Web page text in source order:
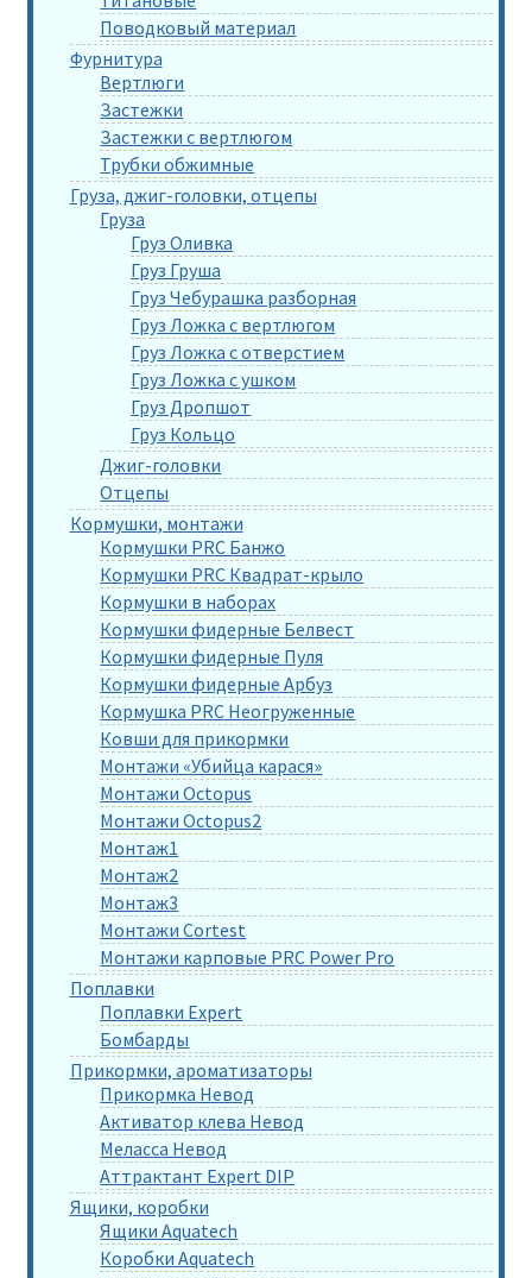
Поводковый материал
Фурнитура
Вертлюги
Застежки
Застежки с вертлюгом
Трубки обжимные
Груза, джиг-головки, отцепы
Груза
Груз Оливка
Груз Груша
Груз Чебурашка разборная
Груз Ложка с вертлюгом
Груз Ложка с отверстием
Груз Ложка с ушком
Груз Дропшот
Груз Кольцо
Джиг-головки
Отцепы
Кормушки, монтажи
Кормушки PRC Банжо
Кормушки PRC Квадрат-крыло
Кормушки в наборах
Кормушки фидерные Белвест
Кормушки фидерные Пуля
Кормушки фидерные Арбуз
Кормушка PRC Неогруженные
Ковши для прикормки
Монтажи «Убийца карася»
Монтажи Octopus
Монтажи Octopus2
Монтаж1
Монтаж2
Монтаж3
Монтажи Cortest
Монтажи карповые PRC Power Pro
Поплавки
Поплавки Expert
Бомбарды
Прикормки, ароматизаторы
Прикормка Невод
Активатор клева Невод
Меласса Невод
Аттрактант Expert DIP
Ящики, коробки
Ящики Aquatech
Коробки Aquatech